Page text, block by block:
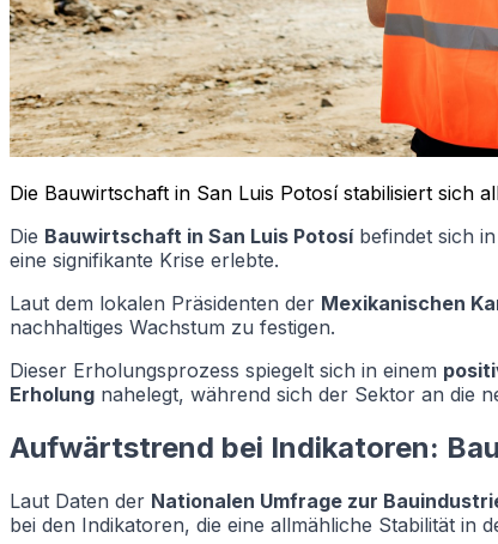
Die Bauwirtschaft in San Luis Potosí stabilisiert sich
Die Bauwirtschaft in San Luis Potosíbefindet sich
eine signifikante Krise erlebte.
Laut dem lokalen Präsidenten der Mexikanischen
nachhaltiges Wachstum zu festigen.
Dieser Erholungsprozess spiegelt sich in einem
Erholung nahelegt, während sich der Sektor an die
Aufwärtstrend bei Indikatoren:
Laut Daten der Nationalen Umfrage zur
bei den Indikatoren, die eine allmähliche Stabilität in